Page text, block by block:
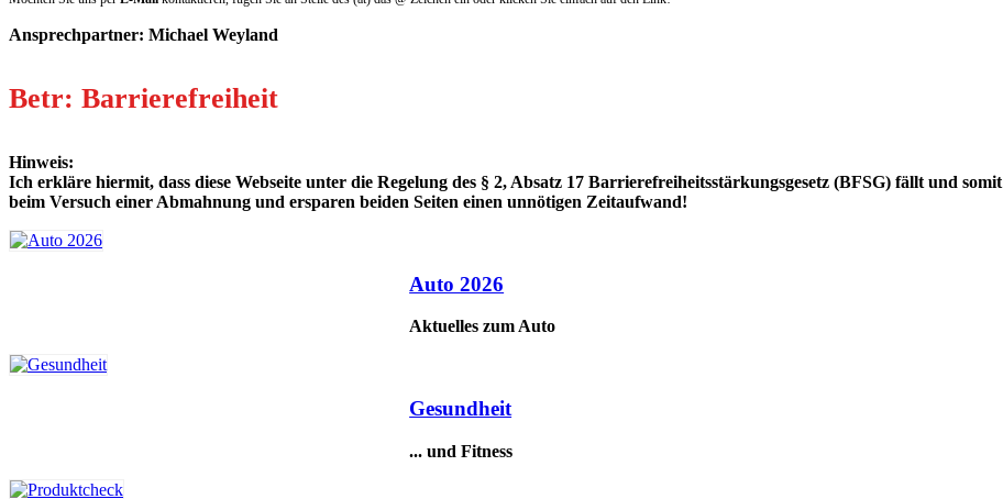
Ansprechpartner: Michael Weyland
Betr: Barrierefreiheit
Hinweis:
Ich erkläre hiermit, dass diese Webseite unter die Regelung des § 2, Absatz 17 Barrierefreiheitsstärkungsgesetz (BFSG) fällt und somit
beim Versuch einer Abmahnung und ersparen beiden Seiten einen unnötigen Zeitaufwand!
Auto 2026
Aktuelles zum Auto
Gesundheit
... und Fitness